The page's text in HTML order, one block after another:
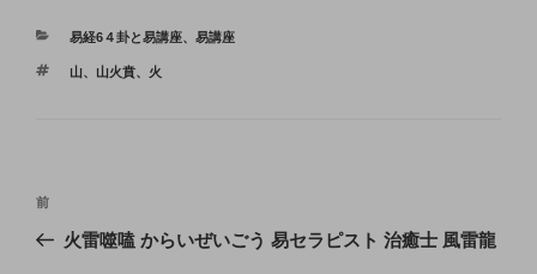
カ
ゴ
易経6４卦と易講座、 易講座
タ
山、 山火賁、 火
前
の
前
火雷噬嗑 からいぜいごう 易セラピスト 治癒士 風雷龍